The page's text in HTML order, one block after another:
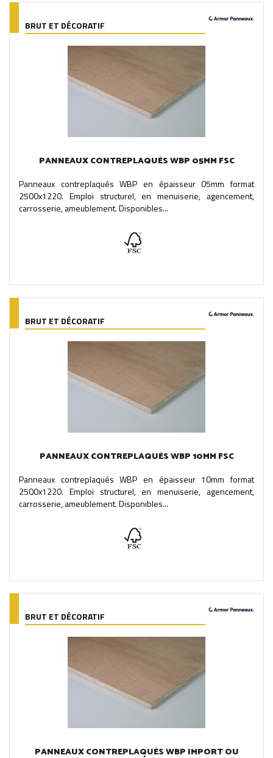
BRUT ET DÉCORATIF
PANNEAUX CONTREPLAQUÉS WBP 05MM FSC
Panneaux contreplaqués WBP en épaisseur 05mm format
2500x1220. Emploi structurel, en menuiserie, agencement,
carrosserie, ameublement. Disponibles...
BRUT ET DÉCORATIF
PANNEAUX CONTREPLAQUÉS WBP 10MM FSC
Panneaux contreplaqués WBP en épaisseur 10mm format
2500x1220. Emploi structurel, en menuiserie, agencement,
carrosserie, ameublement. Disponibles...
BRUT ET DÉCORATIF
PANNEAUX CONTREPLAQUÉS WBP IMPORT OU